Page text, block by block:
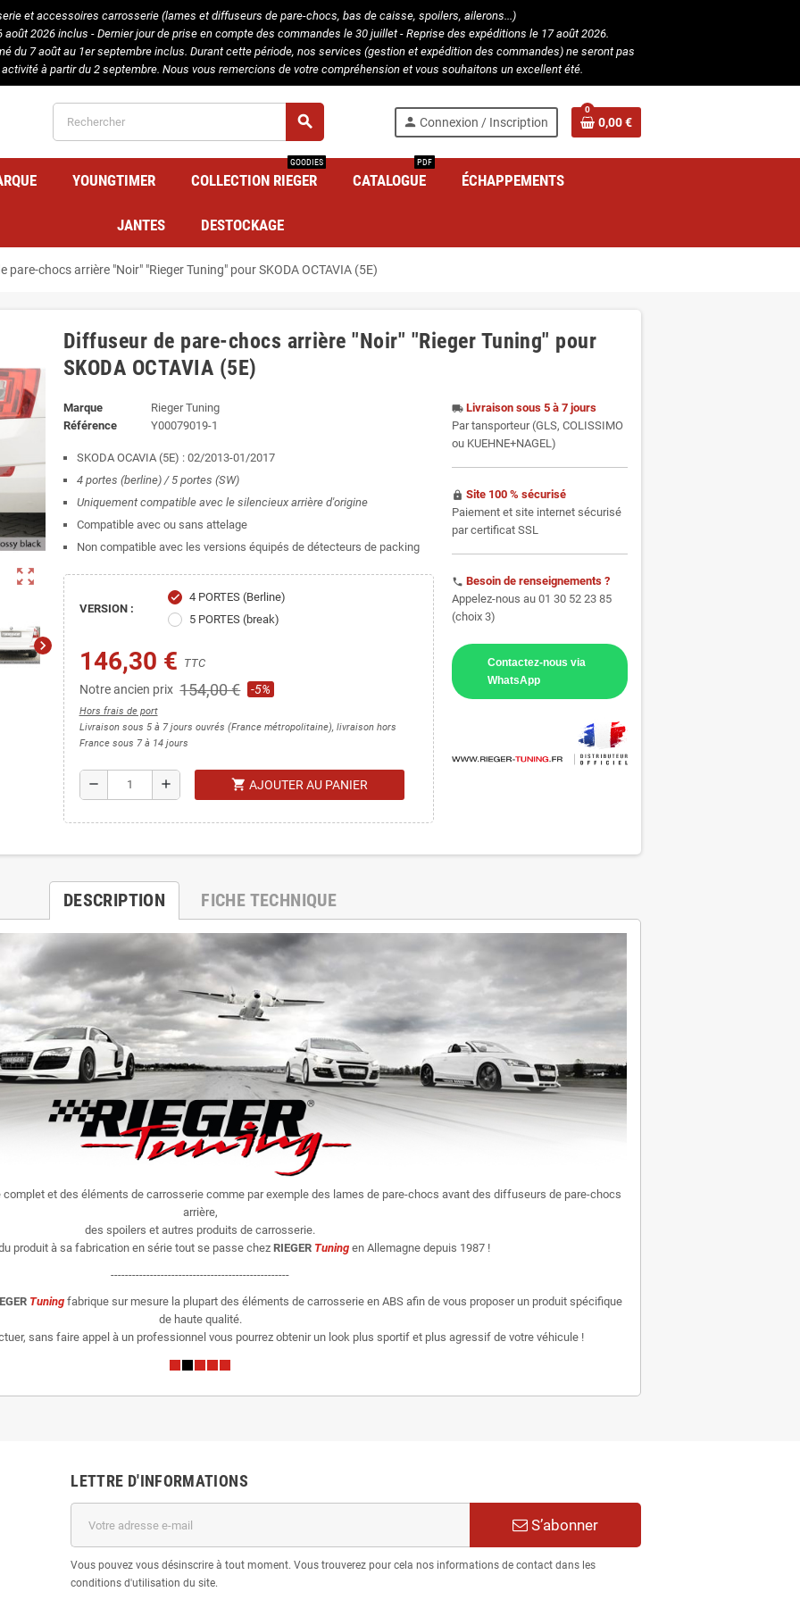
et accessoires carrosserie (lames et diffuseurs de pare-chocs, bas de caisse, spoilers, ailerons...)
août 2026 inclus - Dernier jour de prise en compte des commandes le 30 juillet - Reprise des expéditions le 17 août 2026.
du 7 août au 1er septembre inclus. Durant cette période, nos services (gestion et expédition des commandes) ne seront pas
à partir du 2 septembre. Nous vous remercions de votre compréhension et vous souhaitons un excellent été.
search person Connexion / Inscription
0
0,00 €
YOUNGTIMER COLLECTION RIEGER
GOODIES
CATALOGUE
PDF
ÉCHAPPEMENTS
JANTES DESTOCKAGE
pare-chocs arrière "Noir" "Rieger Tuning" pour SKODA OCTAVIA (5E)
zoom_out_map
chevron_right
Diffuseur de pare-chocs arrière "Noir" "Rieger Tuning" pour
SKODA OCTAVIA (5E)
Marque
Rieger Tuning
Référence
Y00079019-1
SKODA OCAVIA (5E) : 02/2013-01/2017
4 portes (berline) / 5 portes (SW)
Uniquement compatible avec le silencieux arrière d'origine
Compatible avec ou sans attelage
Non compatible avec les versions équipés de détecteurs de packing
VERSION :
check
4 PORTES (Berline)
5 PORTES (break)
146,30 € TTC
Notre ancien prix 154,00 € -5%
Hors frais de port
Livraison sous 5 à 7 jours ouvrés (France métropolitaine), livraison hors
France sous 7 à 14 jours
remove add shopping_cart AJOUTER AU PANIER
local_shipping Livraison sous 5 à 7 jours
Par tansporteur (GLS, COLISSIMO
ou KUEHNE+NAGEL)
https Site 100 % sécurisé
Paiement et site internet sécurisé
par certificat SSL
phone Besoin de renseignements ?
Appelez-nous au 01 30 52 23 85
(choix 3)
Contactez-nous via
WhatsApp
DESCRIPTION FICHE TECHNIQUE
et des éléments de carrosserie comme par exemple des lames de pare-chocs avant des diffuseurs de pare-chocs
arrière,
des spoilers et autres produits de carrosserie.
produit à sa fabrication en série tout se passe chez RIEGER Tuningen Allemagne depuis 1987 !
--------------------------------------------------
Tuning fabrique sur mesure la plupart des éléments de carrosserie en ABS afin de vous proposer un produit spécifique
de haute qualité.
sans faire appel à un professionnel vous pourrez obtenir un look plus sportif et plus agressif de votre véhicule !
LETTRE D'INFORMATIONS
S’abonner
Vous pouvez vous désinscrire à tout moment. Vous trouverez pour cela nos informations de contact dans les
conditions d'utilisation du site.